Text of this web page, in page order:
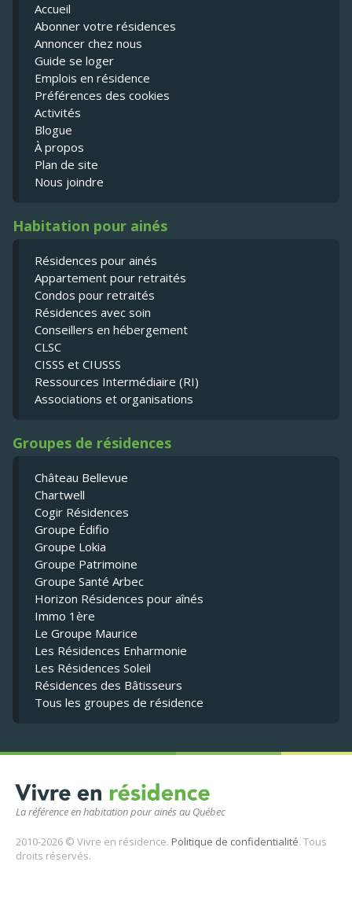
La référence en habitation pour ainés au Québec
2010-2026 © Vivre en résidence. Politique de confidentialité. Tous
droits réservés.
Accueil
Abonner votre résidences
Annoncer chez nous
Guide se loger
Emplois en résidence
Préférences des cookies
Activités
Blogue
À propos
Plan de site
Nous joindre
Habitation pour ainés
Résidences pour ainés
Appartement pour retraités
Condos pour retraités
Résidences avec soin
Conseillers en hébergement
CLSC
CISSS et CIUSSS
Ressources Intermédiaire (RI)
Associations et organisations
Groupes de résidences
Château Bellevue
Chartwell
Cogir Résidences
Groupe Édifio
Groupe Lokia
Groupe Patrimoine
Groupe Santé Arbec
Horizon Résidences pour aînés
Immo 1ère
Le Groupe Maurice
Les Résidences Enharmonie
Les Résidences Soleil
Résidences des Bâtisseurs
Tous les groupes de résidence